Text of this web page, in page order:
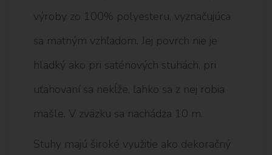
výroby zo 100% polyesteru, vyznačujúca
sa matným vzhľadom. Jej povrch nie je
hladký ako pri saténových stuhách, pri
uťahovaní sa nekĺže, ľahko sa z nej robia
mašle. V zväzku sa nachádza 10 m.
Stuhy majú široké využitie ako dekoračný